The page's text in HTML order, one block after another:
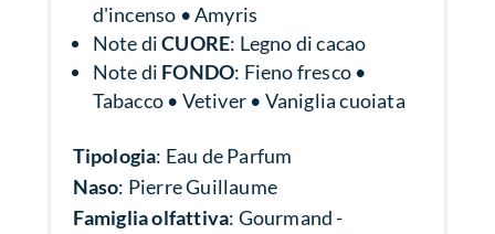
d'incenso • Amyris
Note diCUORE: Legno di cacao
Note di FONDO: Fieno fresco •
Tabacco • Vetiver • Vaniglia cuoiata
Tipologia: Eau de Parfum
Naso: Pierre Guillaume
Famiglia olfattiva: Gourmand -